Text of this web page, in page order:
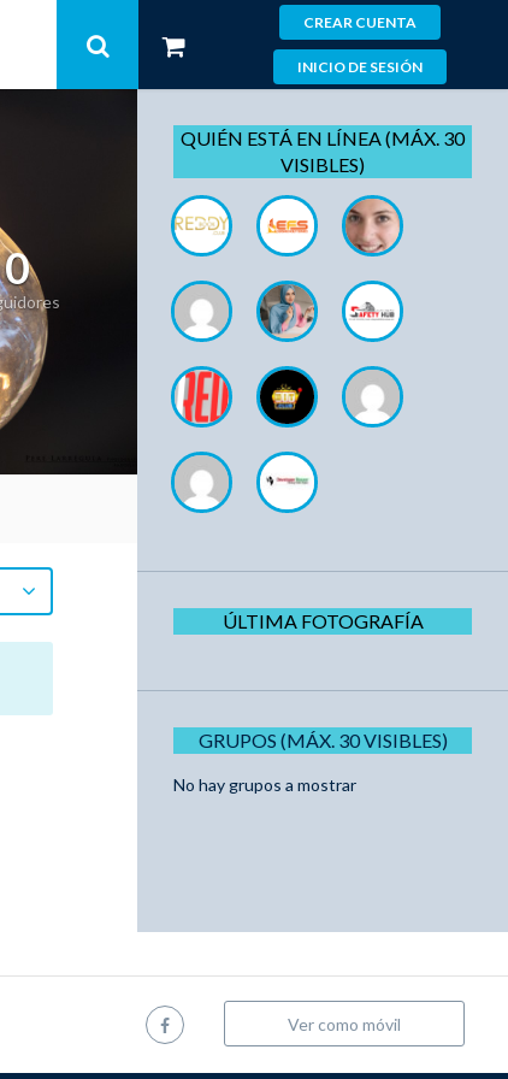
CREAR CUENTA
INICIO DE SESIÓN
0
QUIÉN ESTÁ EN LÍNEA (MÁX. 30
VISIBLES)
ÚLTIMA FOTOGRAFÍA
GRUPOS (MÁX. 30 VISIBLES)
No hay grupos a mostrar